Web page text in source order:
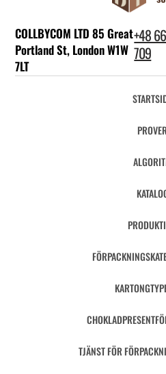
COLLBYCOM LTD 85 Great
Portland St, London W1W
7LT
+48
709
PROVER
TJÄNST FÖR